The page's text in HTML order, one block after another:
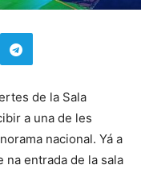
de la Sala
a una de les
nacional. Yá a
na entrada de la sala